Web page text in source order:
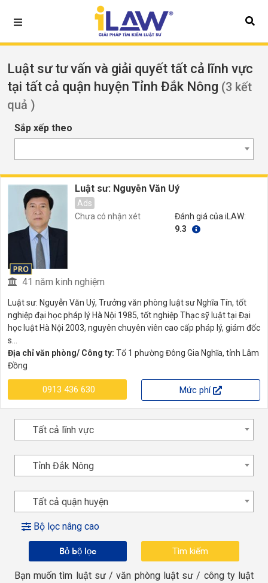
Luật sư tư vấn và giải quyết tất cả lĩnh vực
tại tất cả quận huyện Tỉnh Đắk Nông (3 kết
quả )
Sắp xếp theo
Luật sư: Nguyễn Văn Uý
Ads
Chưa có nhận xét
Đánh giá của iLAW:
9.3
41 năm kinh nghiệm
Luật sư: Nguyễn Văn Uý, Trưởng văn phòng luật sư Nghĩa Tín, tốt
nghiệp đại học pháp lý Hà Nội 1985, tốt nghiệp Thạc sỹ luật tại Đại
học luật Hà Nội 2003, nguyên chuyên viên cao cấp pháp lý, giám đốc
s...
Địa chỉ văn phòng/ Công ty: Tổ 1 phường Đông Gia Nghĩa, tỉnh Lâm
Đồng
0913 436 630 Mức phí
Tất cả lĩnh vực
Tỉnh Đắk Nông
Tất cả quận huyện
Bộ lọc nâng cao
Bỏ bộ lọc
Bạn muốn tìm luật sư / văn phòng luật sư / công ty luật